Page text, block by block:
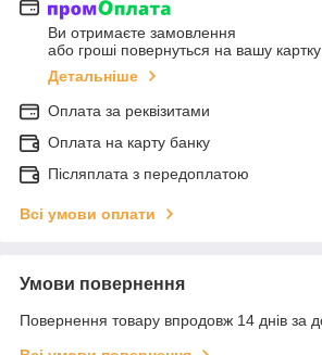
Ви отримаєте замовлення
або гроші повернуться на вашу картку
Детальніше
Оплата за реквізитами
Оплата на карту банку
Післяплата з передоплатою
Всі умови оплати
Умови повернення
Повернення товару впродовж 14 днів за